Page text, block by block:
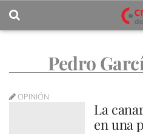
Pedro
OPINIÓN
La
en una